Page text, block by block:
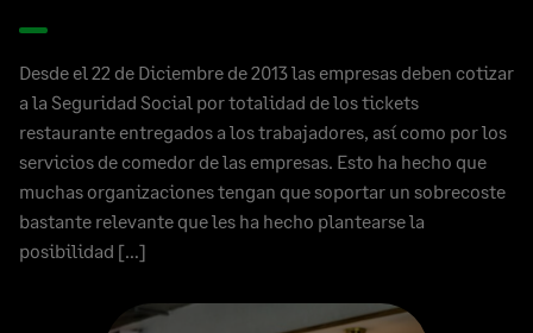
Desde el 22 de Diciembre de 2013 las empresas deben cotizar
a la Seguridad Social por totalidad de los tickets
restaurante entregados a los trabajadores, así como por los
servicios de comedor de las empresas. Esto ha hecho que
muchas organizaciones tengan que soportar un sobrecoste
bastante relevante que les ha hecho plantearse la
posibilidad […]